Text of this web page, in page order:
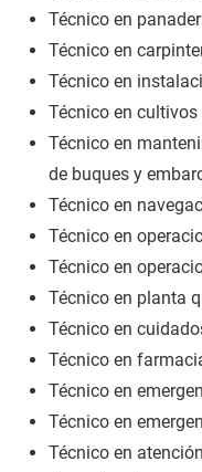
Técnico en
Técnico en
Técnico en
Técnico en
Técnico en
de buques y
Técnico en
Técnico en
Técnico en
Técnico en planta
Técnico en
Técnico en
Técnico en
Técnico en
Técnico en